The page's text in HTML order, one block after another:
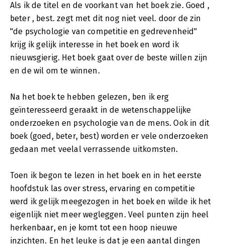
Als ik de titel en de voorkant van het boek zie. Goed ,
beter , best. zegt met dit nog niet veel. door de zin
"de psychologie van competitie en gedrevenheid"
krijg ik gelijk interesse in het boek en word ik
nieuwsgierig. Het boek gaat over de beste willen zijn
en de wil om te winnen.
Na het boek te hebben gelezen, ben ik erg
geïnteresseerd geraakt in de wetenschappelijke
onderzoeken en psychologie van de mens. Ook in dit
boek (goed, beter, best) worden er vele onderzoeken
gedaan met veelal verrassende uitkomsten.
Toen ik begon te lezen in het boek en in het eerste
hoofdstuk las over stress, ervaring en competitie
werd ik gelijk meegezogen in het boek en wilde ik het
eigenlijk niet meer wegleggen. Veel punten zijn heel
herkenbaar, en je komt tot een hoop nieuwe
inzichten. En het leuke is dat je een aantal dingen